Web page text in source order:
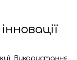
Використання